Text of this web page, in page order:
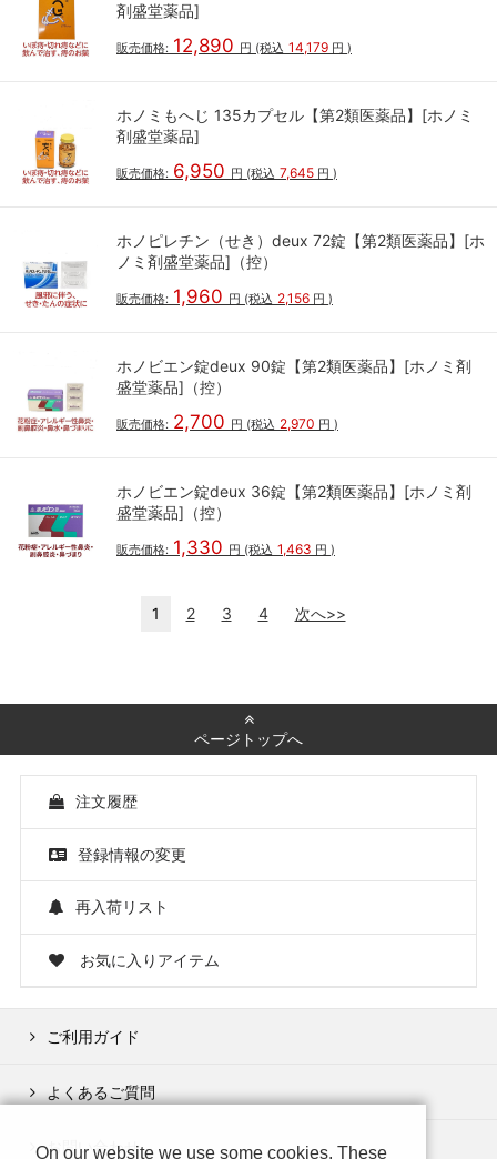
剤盛堂薬品]
販売価格: 12,890 円 (税込 14,179 円 )
ホノミもへじ 135カプセル【第2類医薬品】[ホノミ
剤盛堂薬品]
販売価格: 6,950 円 (税込 7,645 円 )
ホノピレチン（せき）deux 72錠【第2類医薬品】[ホ
ノミ剤盛堂薬品]（控）
販売価格: 1,960 円 (税込 2,156 円 )
ホノビエン錠deux 90錠【第2類医薬品】[ホノミ剤
盛堂薬品]（控）
販売価格: 2,700 円 (税込 2,970 円 )
ホノビエン錠deux 36錠【第2類医薬品】[ホノミ剤
盛堂薬品]（控）
販売価格: 1,330 円 (税込 1,463 円 )
1 2 3 4 次へ>>
ページトップへ
注文履歴
登録情報の変更
再入荷リスト
お気に入りアイテム
ご利用ガイド
よくあるご質問
お問い合わせ
On our website we use some cookies. These